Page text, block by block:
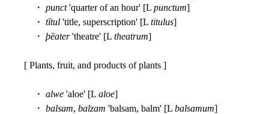
・ punct'quarter of an hour' [L punctum]
・ tītul 'title, superscription' [L titulus]
・ þēater'theatre' [L theatrum]
[ Plants, fruit, and products of plants ]
・ alwe 'aloe' [L aloe]
・ balsam, balzam 'balsam, balm' [L balsamum]